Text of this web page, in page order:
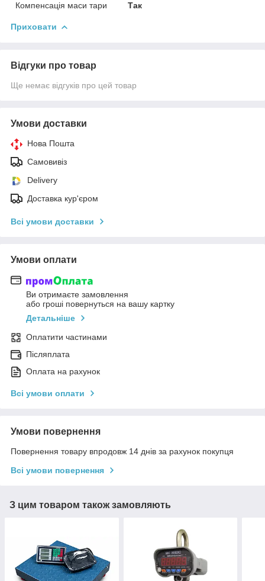
Компенсація маси тари Так
Приховати
Відгуки про товар
Ще немає відгуків про цей товар
Умови доставки
Нова Пошта
Самовивіз
Delivery
Доставка кур'єром
Всі умови доставки
Умови оплати
Ви отримаєте замовлення
або гроші повернуться на вашу картку
Детальніше
Оплатити частинами
Післяплата
Оплата на рахунок
Всі умови оплати
Умови повернення
Повернення товару впродовж 14 днів за рахунок покупця
Всі умови повернення
З цим товаром також замовляють